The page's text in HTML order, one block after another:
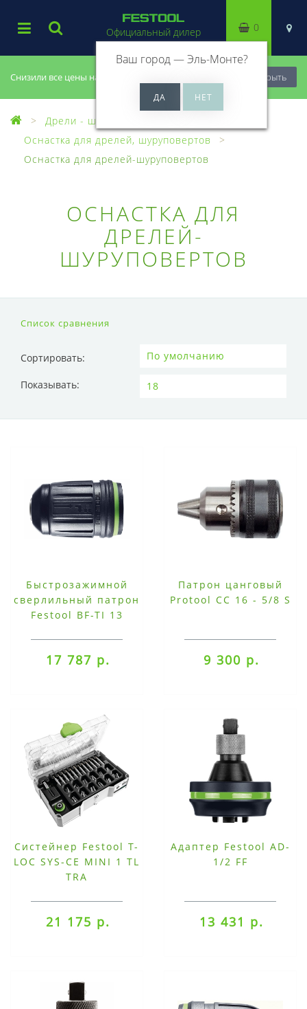
Снизили все цены на 20%, успей купить! Закрыть
Официальный дилер
Ваш город —Эль-Монте?
0
Дрели - шуруповерты
Оснастка для дрелей, шуруповертов
Оснастка для дрелей-шуруповертов
ОСНАСТКА ДЛЯ
ДРЕЛЕЙ-
ШУРУПОВЕРТОВ
Список сравнения
Сортировать:
Показывать:
Быстрозажимной
сверлильный патрон
Festool BF-TI 13
17 787 р.
Патрон цанговый
Protool CC 16 - 5/8 S
9 300 р.
Cистейнер Festool T-
LOC SYS-CE MINI 1 TL
TRA
21 175 р.
Адаптер Festool AD-
1/2 FF
13 431 р.